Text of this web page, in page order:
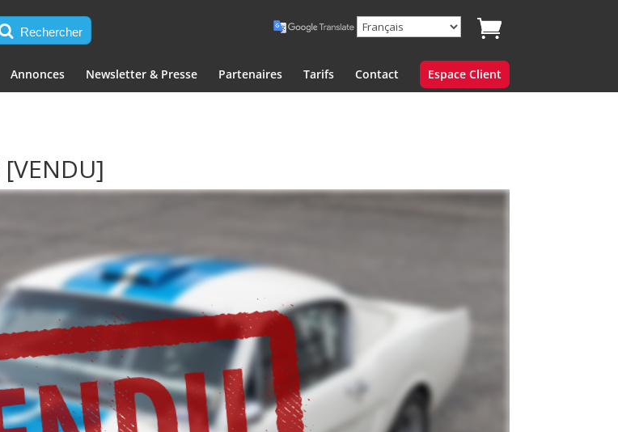
Rechercher
Annonces Newsletter & Presse Partenaires Tarifs Contact Espace Client
[VENDU]